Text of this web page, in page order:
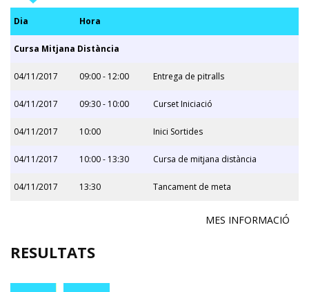
Dia Hora
Cursa Mitjana Distància
04/11/2017 09:00 - 12:00 Entrega de pitralls
04/11/2017 09:30 - 10:00 Curset Iniciació
04/11/2017 10:00 Inici Sortides
04/11/2017 10:00 - 13:30 Cursa de mitjana distància
04/11/2017 13:30 Tancament de meta
MES INFORMACIÓ
RESULTATS